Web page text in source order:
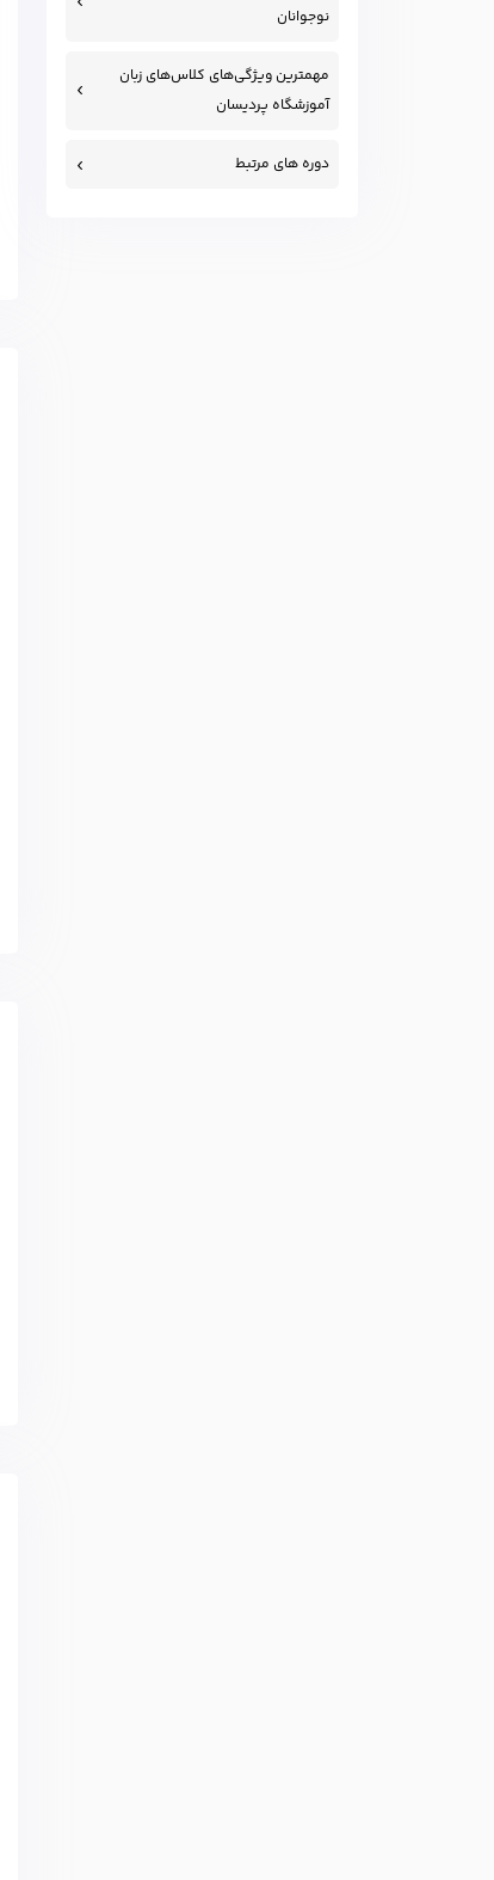
نوجوانان
مهمترین ویژگی‌های کلاس‌های زبان
آموزشگاه پردیسان
دوره های مرتبط